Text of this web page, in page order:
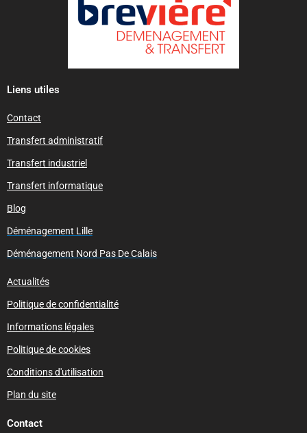
Liens utiles
Contact
Transfert administratif
Transfert industriel
Transfert informatique
Blog
Déménagement Lille
Déménagement Nord Pas De Calais
Actualités
Politique de confidentialité
Informations légales
Politique de cookies
Conditions d'utilisation
Plan du site
Contact